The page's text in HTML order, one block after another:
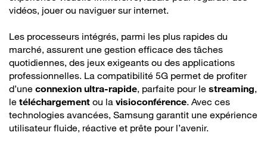
vidéos, jouer ou naviguer sur internet.
Les processeurs intégrés, parmi les plus rapides du
marché, assurent une gestion efficace des tâches
quotidiennes, des jeux exigeants ou des applications
professionnelles. La compatibilité 5G permet de profiter
d’une connexion ultra-rapide, parfaite pour le streaming,
le téléchargement ou la visioconférence. Avec ces
technologies avancées, Samsung garantit une expérience
utilisateur fluide, réactive et prête pour l’avenir.